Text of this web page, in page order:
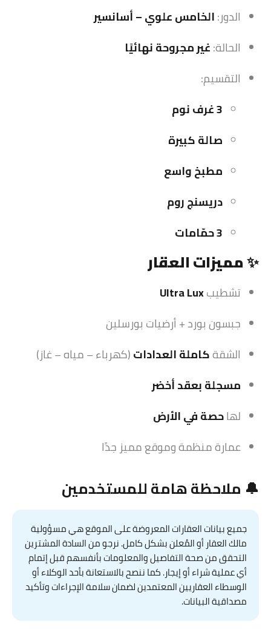
الدور:الخامس علوي – أسانسير
الحالة:غير مجروحة نهائيًا
التقسيم:
3 غرف نوم
صالة كبيرة
مطبخ واسع
دريسنج روم
3 حمّامات
✨مميزات العقار
تشطيبUltra Lux
جبسون بورد + أرضيات بورسلين
الشقةكاملة العدادات(كهرباء – مياه – غاز)
مسجلة بعقد أخضر
لهاحصة في الأرض
عمارة منظمة وموقع مميز جدًا
🔔 ملاحظة هامة للمستخدمين
جميع بيانات العقارات المعروضة على الموقع هي مسؤولية
مالك العقار أو المُعلن بشكل كامل. نرجو من السادة المشترين
التحقق من صحة التفاصيل والمعلومات بأنفسهم قبل إتمام
أي عملية شراء أو إيجار. كما ننصح بالاستعانة بأحد الوكلاء أو
الوسطاء العقاريين المعتمدين لضمان سلامة الإجراءات وتأكيد
مصداقية البيانات.